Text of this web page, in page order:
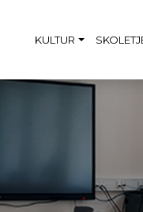
KULTUR